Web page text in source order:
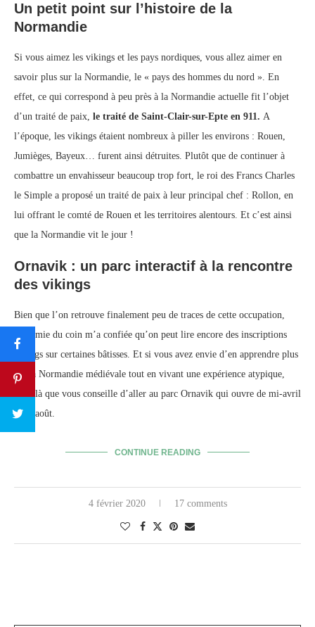
Un petit point sur l’histoire de la
Normandie
Si vous aimez les vikings et les pays nordiques, vous allez aimer en
savoir plus sur la Normandie, le « pays des hommes du nord ». En
effet, ce qui correspond à peu près à la Normandie actuelle fit l’objet
d’un traité de paix, le traité de Saint-Clair-sur-Epte en 911. A
l’époque, les vikings étaient nombreux à piller les environs : Rouen,
Jumièges, Bayeux… furent ainsi détruites. Plutôt que de continuer à
combattre un envahisseur beaucoup trop fort, le roi des Francs Charles
le Simple a proposé un traité de paix à leur principal chef : Rollon, en
lui offrant le comté de Rouen et les territoires alentours. Et c’est ainsi
que la Normandie vit le jour !
Ornavik : un parc interactif à la rencontre
des vikings
Bien que l’on retrouve finalement peu de traces de cette occupation,
une amie du coin m’a confiée qu’on peut lire encore des inscriptions
vikings sur certaines bâtisses. Et si vous avez envie d’en apprendre plus
sur la Normandie médiévale tout en vivant une expérience atypique,
c’est là que vous conseille d’aller au parc Ornavik qui ouvre de mi-avril
à fin août.
CONTINUE READING
4 février 2020 17 comments